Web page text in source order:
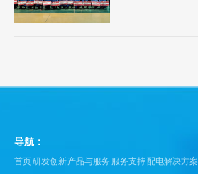
导航：
首页研发创新产品与服务 服务支持 配电解决方案